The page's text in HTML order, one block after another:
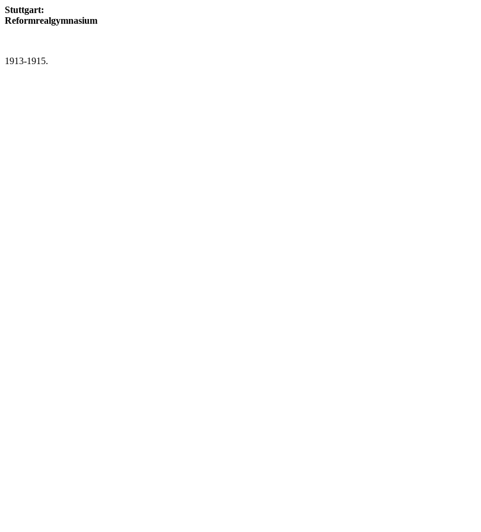
Stuttgart:
Reformrealgymnasium
1913-1915.